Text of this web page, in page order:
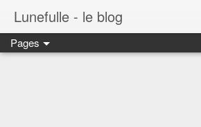
Lunefulle - le blog
Pages